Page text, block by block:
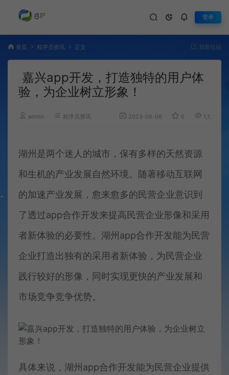
登录
首页 程序员资讯 正文 我要投稿
嘉兴app开发，打造独特的用户体
验，为企业树立形象！
admin 程序员资讯 2023-09-06 0 1,127
湖州是两个迷人的城市，保有多样的天然资源
和生机的产业发展自然环境。随著移动互联网
的加速产业发展，愈来愈多的民营企业意识到
了透过app合作开发来提高民营企业形像和采用
者新体验的必要性。湖州app合作开发能为民营
企业打造出独有的采用者新体验，为民营企业
践行较好的形像，同时实现更快的产业发展和
市场竞争竞争优势。
具体来说，湖州app合作开发能为民营企业提供